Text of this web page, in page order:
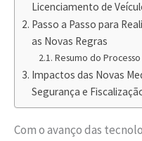
Licenciamento de
Passo a Passo para
as Novas Regras
Resumo do Processo
Impactos das Novas
Segurança e
Com o avanço das